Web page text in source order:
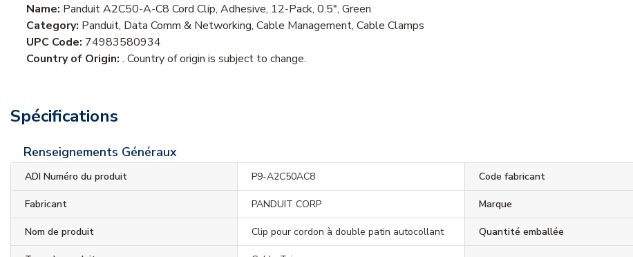
Name: Panduit A2C50-A-C8 Cord Clip, Adhesive, 12-Pack, 0.5", Green
Category: Panduit, Data Comm & Networking, Cable Management, Cable Clamps
UPC Code: 74983580934
Country of Origin: . Country of origin is subject to change.
Spécifications
Renseignements Généraux
ADI Numéro du produit P9-A2C50AC8 Code fabricant
Fabricant PANDUIT CORP Marque
Nom de produit Clip pour cordon à double patin autocollant Quantité emballée